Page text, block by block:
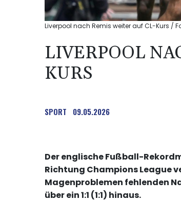
Liverpool nach Remis weiter auf CL-Kurs /
LIVERPOOL
KURS
SPORT 09.05.2026
Der englische Fußball-
Richtung Champions League
Magenproblemen fehlenden
über ein 1:1 (1:1) hinaus.